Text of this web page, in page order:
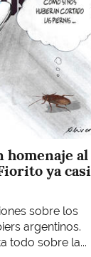
homenaje al
ya casi
sobre los
argentinos.
todo sobre la...